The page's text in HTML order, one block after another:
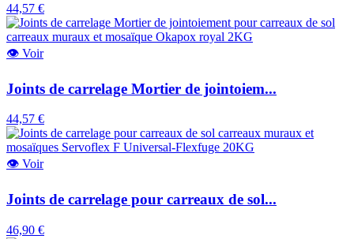
44,57 €
👁 Voir
Joints de carrelage Mortier de jointoiem...
44,57 €
👁 Voir
Joints de carrelage pour carreaux de sol...
46,90 €